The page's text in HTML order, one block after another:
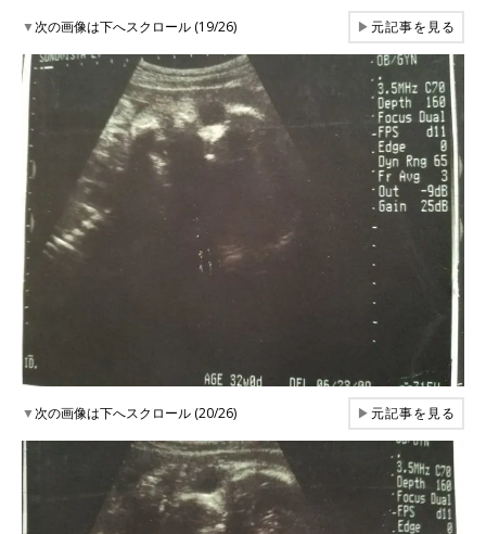
▼次の画像は下へスクロール (19/26) ▶元記事を見る
▼次の画像は下へスクロール (20/26) ▶元記事を見る